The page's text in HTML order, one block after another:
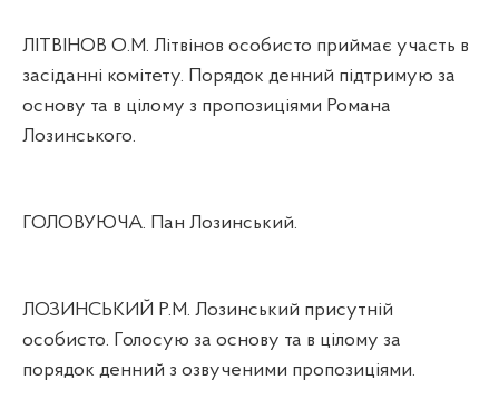
ЛІТВІНОВ О.М. Літвінов особисто приймає участь в
засіданні комітету. Порядок денний підтримую за
основу та в цілому з пропозиціями Романа
Лозинського.
ГОЛОВУЮЧА. Пан Лозинський.
ЛОЗИНСЬКИЙ Р.М. Лозинський присутній
особисто. Голосую за основу та в цілому за
порядок денний з озвученими пропозиціями.